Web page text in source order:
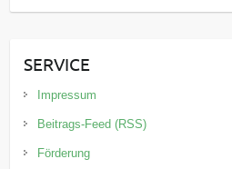
SERVICE
Impressum
Beitrags-Feed (RSS)
Förderung